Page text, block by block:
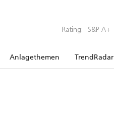
Rating: S&P A+
Anlagethemen TrendRadar